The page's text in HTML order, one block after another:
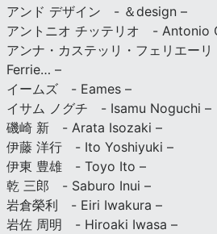
アンド デザイン - ＆design –
アントニオ チッテリオ - Antonio
アンナ・カステッリ・フェリエー
Ferrie… –
イームズ - Eames –
イサム ノグチ - Isamu Noguchi –
磯崎 新 - Arata Isozaki –
伊藤 洋行 - Ito Yoshiyuki –
伊東 豊雄 - Toyo Ito –
乾 三郎 - Saburo Inui –
岩倉榮利 - Eiri Iwakura –
岩佐 周明 - Hiroaki Iwasa –